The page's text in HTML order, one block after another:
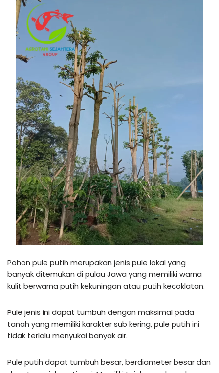
Pohon pule putih merupakan jenis pule lokal yang
banyak ditemukan di pulau Jawa yang memiliki warna
kulit berwarna putih kekuningan atau putih kecoklatan.
Pule jenis ini dapat tumbuh dengan maksimal pada
tanah yang memiliki karakter sub kering, pule putih ini
tidak terlalu menyukai banyak air.
Pule putih dapat tumbuh besar, berdiameter besar dan